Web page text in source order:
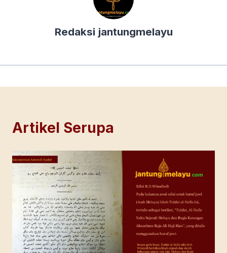
Redaksi jantungmelayu
Artikel Serupa